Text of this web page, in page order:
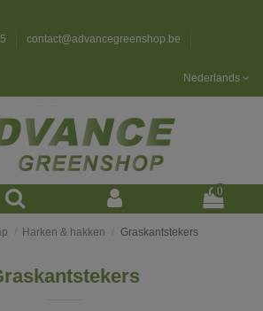
contact@advancegreenshop.be
Nederlands
0
Harken & hakken Graskantstekers